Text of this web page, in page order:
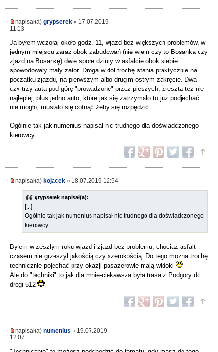
napisał(a) grypserek » 17.07.2019
11:13
Ja byłem wczoraj około godz. 11, wjazd bez większych problemów, w
jednym miejscu zaraz obok zabudowań (nie wiem czy to Bosanka czy
zjazd na Bosankę) dwie spore dziury w asfalcie obok siebie
spowodowały mały zator. Droga w dół trochę stania praktycznie na
początku zjazdu, na pierwszym albo drugim ostrym zakręcie. Dwa
czy trzy auta pod górę "prowadzone" przez pieszych, zresztą też nie
najlepiej, plus jedno auto, które jak się zatrzymało to już podjechać
nie mogło, musiało się cofnąć żeby się rozpędzić.
Ogólnie tak jak numenius napisał nic trudnego dla doświadczonego
kierowcy.
napisał(a) kojacek » 18.07.2019 12:54
grypserek napisał(a):
[...]
Ogólnie tak jak numenius napisał nic trudnego dla doświadczonego
kierowcy.
Byłem w zeszłym roku-wjazd i zjazd bez problemu, chociaż asfalt
czasem nie grzeszył jakością czy szerokością. Do tego można trochę
technicznie pojechać przy okazji pasażerowie mają widoki
Ale do "techniki" to jak dla mnie-ciekawsza była trasa z Podgory do
drogi 512
napisał(a) numenius » 19.07.2019
12:07